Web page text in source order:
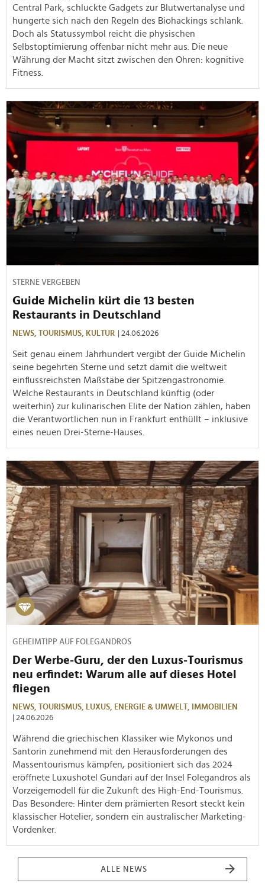
Central Park, schluckte Gadgets zur Blutwertanalyse und
hungerte sich nach den Regeln des Biohackings schlank.
Doch als Statussymbol reicht die physischen
Selbstoptimierung offenbar nicht mehr aus. Die neue
Währung der Macht sitzt zwischen den Ohren: kognitive
Fitness.
STERNE VERGEBEN
Guide Michelin kürt die 13 besten
Restaurants in Deutschland
NEWS, TOURISMUS, KULTUR | 24.06.2026
Seit genau einem Jahrhundert vergibt der Guide Michelin
seine begehrten Sterne und setzt damit die weltweit
einflussreichsten Maßstäbe der Spitzengastronomie.
Welche Restaurants in Deutschland künftig (oder
weiterhin) zur kulinarischen Elite der Nation zählen, haben
die Verantwortlichen nun in Frankfurt enthüllt – inklusive
eines neuen Drei-Sterne-Hauses.
GEHEIMTIPP AUF FOLEGANDROS
Der Werbe-Guru, der den Luxus-Tourismus
neu erfindet: Warum alle auf dieses Hotel
fliegen
NEWS, TOURISMUS, LUXUS, ENERGIE & UMWELT,
IMMOBILIEN
| 24.06.2026
Während die griechischen Klassiker wie Mykonos und
Santorin zunehmend mit den Herausforderungen des
Massentourismus kämpfen, positioniert sich das 2024
eröffnete Luxushotel Gundari auf der Insel Folegandros als
Vorzeigemodell für die Zukunft des High-End-Tourismus.
Das Besondere: Hinter dem prämierten Resort steckt kein
klassischer Hotelier, sondern ein australischer Marketing-
Vordenker.
ALLE NEWS